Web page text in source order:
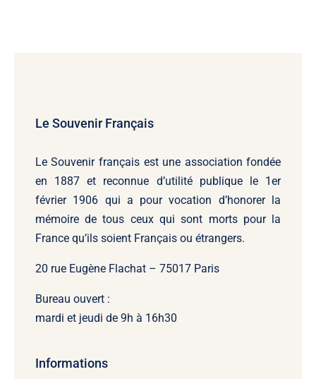
Le Souvenir Français
Le Souvenir français est une association fondée
en 1887 et reconnue d’utilité publique le 1er
février 1906 qui a pour vocation d’honorer la
mémoire de tous ceux qui sont morts pour la
France qu’ils soient Français ou étrangers.
20 rue Eugène Flachat – 75017 Paris
Bureau ouvert :
mardi et jeudi de 9h à 16h30
Informations